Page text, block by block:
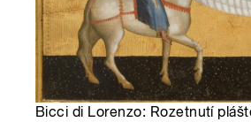
Bicci di Lorenzo: Rozetnutí